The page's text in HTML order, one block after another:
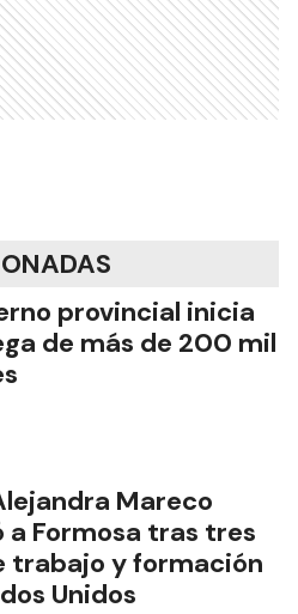
provincial inicia
de más de 200 mil
Mareco
a Formosa tras tres
trabajo y formación
Unidos